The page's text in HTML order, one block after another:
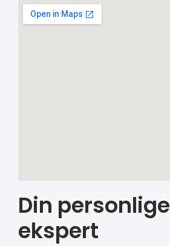
Din personlige
ekspert